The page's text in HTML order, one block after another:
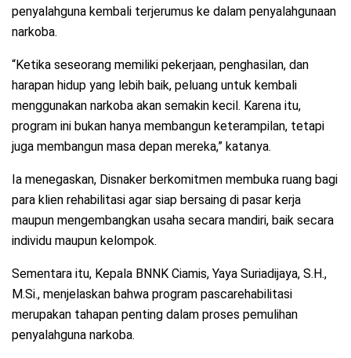
penyalahguna kembali terjerumus ke dalam penyalahgunaan
narkoba.
“Ketika seseorang memiliki pekerjaan, penghasilan, dan
harapan hidup yang lebih baik, peluang untuk kembali
menggunakan narkoba akan semakin kecil. Karena itu,
program ini bukan hanya membangun keterampilan, tetapi
juga membangun masa depan mereka,” katanya.
Ia menegaskan, Disnaker berkomitmen membuka ruang bagi
para klien rehabilitasi agar siap bersaing di pasar kerja
maupun mengembangkan usaha secara mandiri, baik secara
individu maupun kelompok.
Sementara itu, Kepala BNNK Ciamis, Yaya Suriadijaya, S.H.,
M.Si., menjelaskan bahwa program pascarehabilitasi
merupakan tahapan penting dalam proses pemulihan
penyalahguna narkoba.